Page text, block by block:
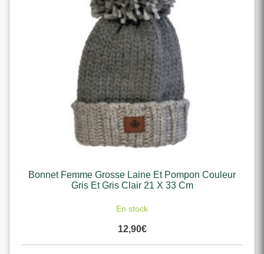
Bonnet Femme Grosse Laine Et Pompon Couleur
Gris Et Gris Clair 21 X 33 Cm
En stock
12,90€